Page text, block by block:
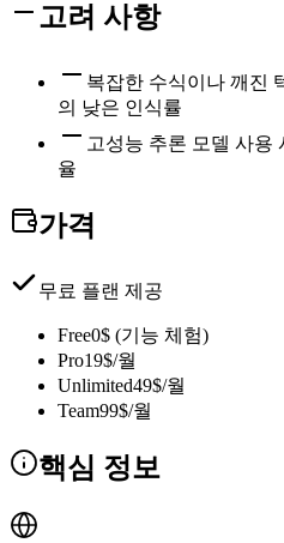
고려 사항
복잡한 수식이나 깨진
의 낮은 인식률
고성능 추론 모델 사용
율
가격
무료 플랜 제공
Free0$ (기능 체험)
Pro19$/월
Unlimited49$/월
Team99$/월
핵심 정보